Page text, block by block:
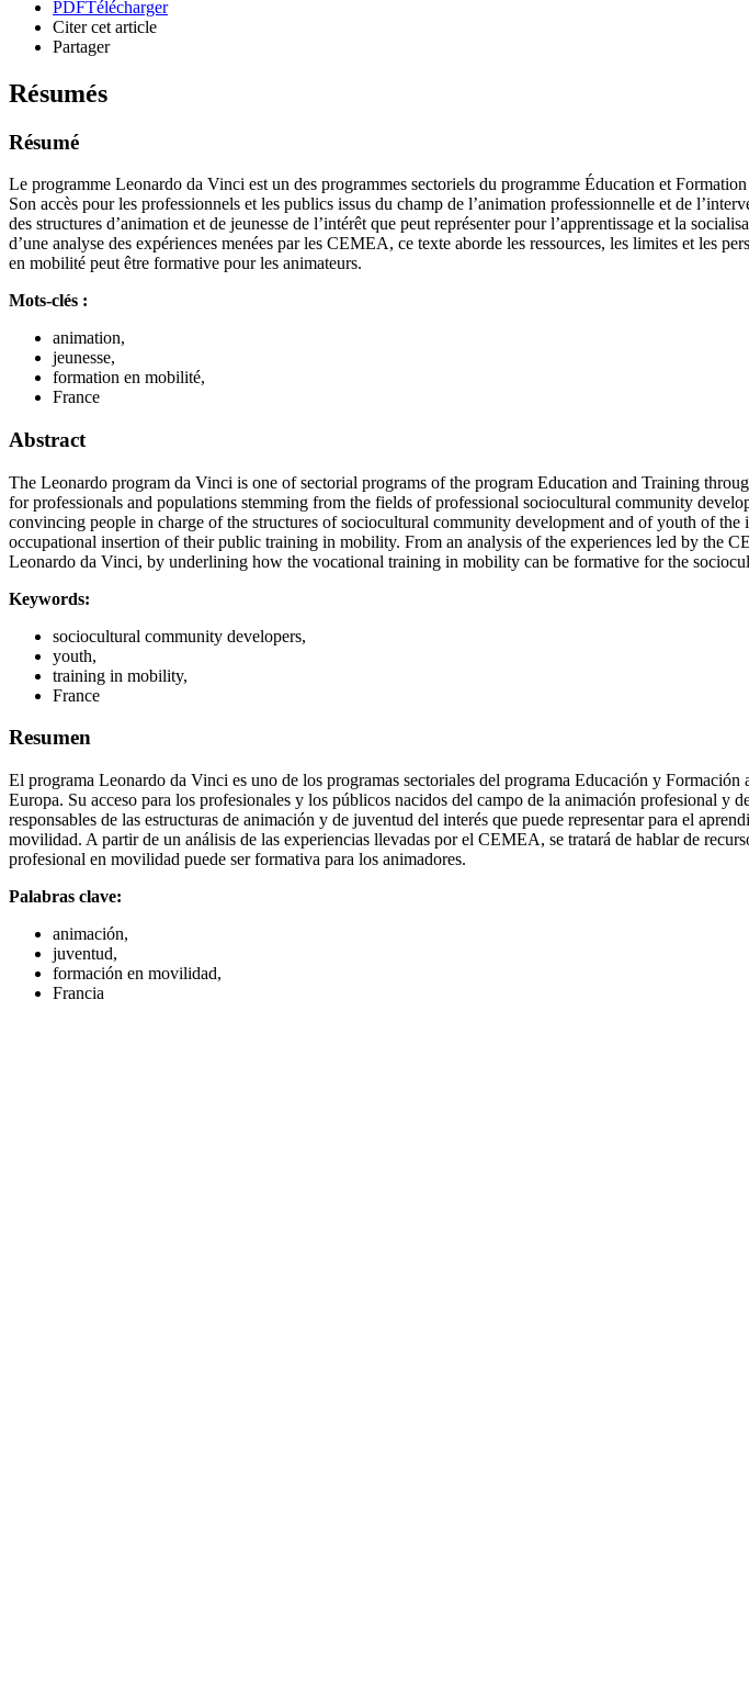
PDFTélécharger
Citer cet article
Partager
Résumés
Résumé
Le programme Leonardo da Vinci est un des programmes sectoriels du programme Éducation et
Son accès pour les professionnels et les publics issus du champ de l’animation professionnelle et de
des structures d’animation et de jeunesse de l’intérêt que peut représenter pour l’apprentissage et la
d’une analyse des expériences menées par les CEMEA, ce texte aborde les ressources, les limites et
en mobilité peut être formative pour les animateurs.
Mots-clés :
animation,
jeunesse,
formation en mobilité,
France
Abstract
The Leonardo program da Vinci is one of sectorial programs of the program Education and Training
for professionals and populations stemming from the fields of professional sociocultural community
convincing people in charge of the structures of sociocultural community development and of youth of
occupational insertion of their public training in mobility. From an analysis of the experiences led by the
Leonardo da Vinci, by underlining how the vocational training in mobility can be formative for the
Keywords:
sociocultural community developers,
youth,
training in mobility,
France
Resumen
El programa Leonardo da Vinci es uno de los programas sectoriales del programa Educación y
Europa. Su acceso para los profesionales y los públicos nacidos del campo de la animación profesional
responsables de las estructuras de animación y de juventud del interés que puede representar para el
movilidad. A partir de un análisis de las experiencias llevadas por el CEMEA, se tratará de hablar de
profesional en movilidad puede ser formativa para los animadores.
Palabras clave:
animación,
juventud,
formación en movilidad,
Francia